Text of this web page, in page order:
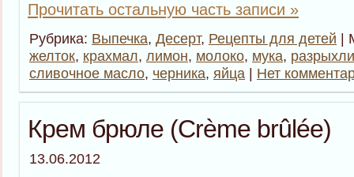
Прочитать остальную часть записи »
Рубрика: Выпечка, Десерт, Рецепты для детей |
желток, крахмал, лимон, молоко, мука,
сливочное масло, черника, яйца | Нет
Крем брюле (Сrème brûlée)
13.06.2012